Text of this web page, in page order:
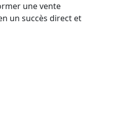
une vente
un succès direct et